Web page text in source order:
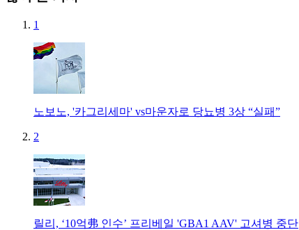
1
노보노, '카그리세마' vs마운자로 당뇨병 3상 “실패”
2
릴리, ‘10억弗 인수’ 프리베일 'GBA1 AAV' 고셔병 중단